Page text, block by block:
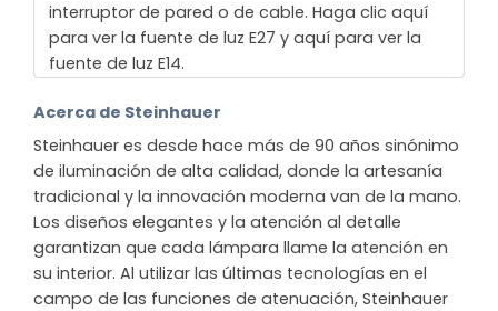
interruptor de pared o de cable. Haga clic aquí
para ver la fuente de luz E27 y aquí para ver la
fuente de luz E14.
Acerca de Steinhauer
Steinhauer es desde hace más de 90 años sinónimo
de iluminación de alta calidad, donde la artesanía
tradicional y la innovación moderna van de la mano.
Los diseños elegantes y la atención al detalle
garantizan que cada lámpara llame la atención en
su interior. Al utilizar las últimas tecnologías en el
campo de las funciones de atenuación, Steinhauer